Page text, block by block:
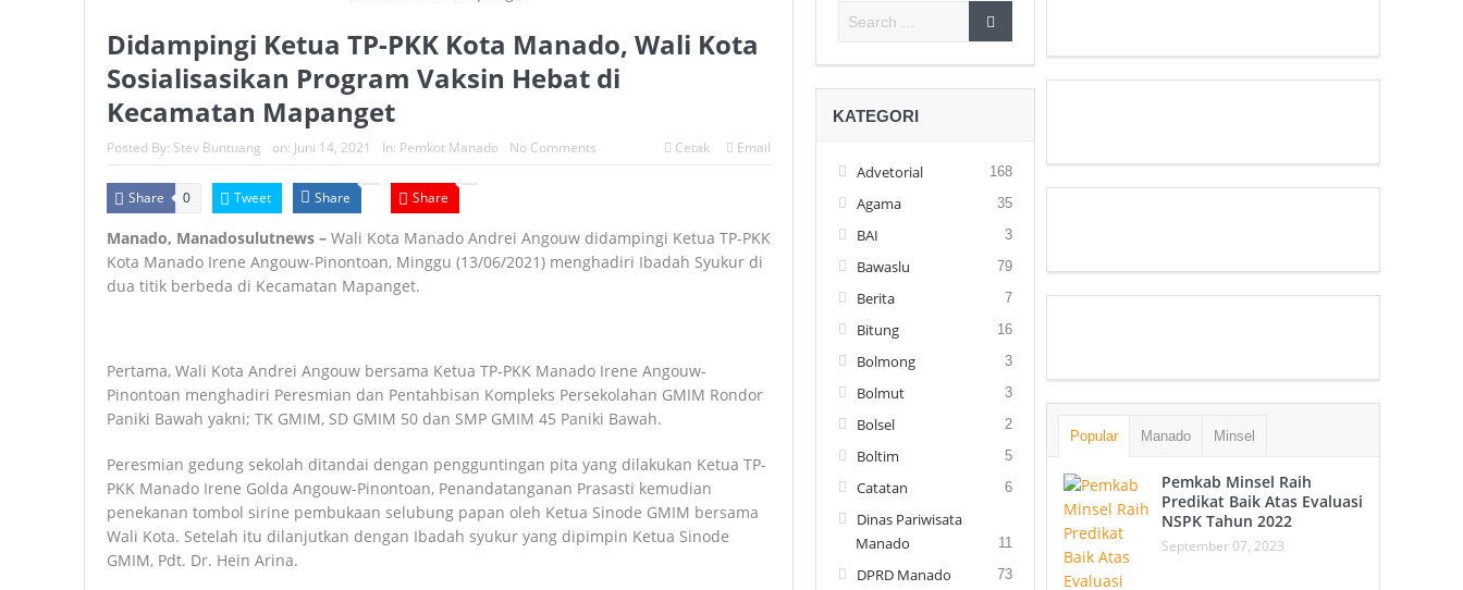
Didampingi Ketua TP-PKK Kota Manado, Wali Kota
Sosialisasikan Program Vaksin Hebat di
Kecamatan Mapanget
Posted By: Stev Buntuang on: Juni 14, 2021 In: Pemkot Manado No Comments Cetak Email
Share 0 Tweet Share Share
Manado, Manadosulutnews – Wali Kota Manado Andrei Angouw didampingi Ketua TP-PKK
Kota Manado Irene Angouw-Pinontoan, Minggu (13/06/2021) menghadiri Ibadah Syukur di
dua titik berbeda di Kecamatan Mapanget.
Pertama, Wali Kota Andrei Angouw bersama Ketua TP-PKK Manado Irene Angouw-
Pinontoan menghadiri Peresmian dan Pentahbisan Kompleks Persekolahan GMIM Rondor
Paniki Bawah yakni; TK GMIM, SD GMIM 50 dan SMP GMIM 45 Paniki Bawah.
Peresmian gedung sekolah ditandai dengan pengguntingan pita yang dilakukan Ketua TP-
PKK Manado Irene Golda Angouw-Pinontoan, Penandatanganan Prasasti kemudian
penekanan tombol sirine pembukaan selubung papan oleh Ketua Sinode GMIM bersama
Wali Kota. Setelah itu dilanjutkan dengan Ibadah syukur yang dipimpin Ketua Sinode
GMIM, Pdt. Dr. Hein Arina.
KATEGORI
Advetorial 168
Agama 35
BAI 3
Bawaslu 79
Berita 7
Bitung 16
Bolmong 3
Bolmut 3
Bolsel 2
Boltim 5
Catatan 6
Dinas Pariwisata
Manado
11
DPRD Manado 73
Popular Manado Minsel
Pemkab Minsel Raih
Predikat Baik Atas Evaluasi
NSPK Tahun 2022
September 07, 2023